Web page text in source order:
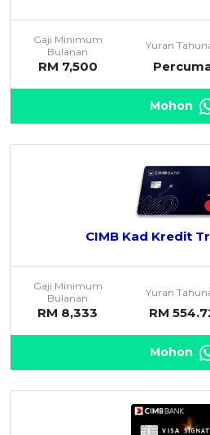
Promo OCBC - Hadiah Pilihan Anda
Artikel Terkini
Pinjaman Peribadi
Kad
Pelaburan
SPECIAL PROMO
Promo RHB Bank Kad Kredit
Gaji Minimum
Bulanan
RM 7,500
Yuran
Mohon
CIMB Kad Kredit
Gaji Minimum
Bulanan
RM 8,333
Yuran
RM
Mohon